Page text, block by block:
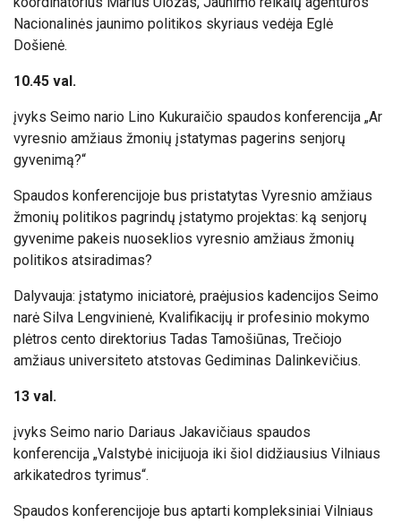
Nacionalinės jaunimo politikos skyriaus vedėja Eglė
Došienė.​​
10.45 val.
įvyks Seimo nario Lino Kukuraičio spaudos konferencija „Ar
vyresnio amžiaus žmonių įstatymas pagerins senjorų
gyvenimą?“
​Spaudos konferencijoje bus pristatytas Vyresnio amžiaus
žmonių politikos pagrindų įstatymo projektas: ką senjorų
gyvenime pakeis nuoseklios vyresnio amžiaus žmonių
politikos atsiradimas?
Dalyvauja: įstatymo iniciatorė, praėjusios kadencijos Seimo
narė Silva Lengvinienė, Kvalifikacijų ir profesinio mokymo
plėtros cento direktorius Tadas Tamošiūnas, Trečiojo
amžiaus universiteto atstovas Gediminas Dalinkevičius.
13 val.
įvyks Seimo nario Dariaus Jakavičiaus spaudos
konferencija „Valstybė inicijuoja iki šiol didžiausius Vilniaus
arkikatedros tyrimus“.
Spaudos konferencijoje bus aptarti kompleksiniai Vilniaus